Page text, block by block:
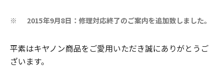
※ 2015年9月8日：修理対応終了のご案内を追加致しました。
平素はキヤノン商品をご愛用いただき誠にありがとうご
ざいます。